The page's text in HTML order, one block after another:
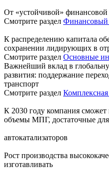
От «устойчивой» финансовой
Смотрите раздел Финансовый
К распределению капитала
сохранении лидирующих в
Смотрите раздел Основные
Важнейший вклад в
развития: поддержание
транспорт
Смотрите раздел Комплексная
К 2030 году компания
объемы МПГ, достаточные для
автокатализаторов
Рост производства
изготавливать